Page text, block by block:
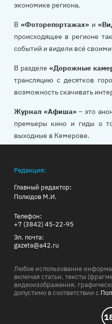
экономике региона.
В «Фоторепортажах»и
происходящее в регионе
событий и видели всё
В разделе «Дорожные
трансляцию с десятков
возможность скачивать
Журнал «Афиша»– это
премьеры кино и гиды о
выходные в Кемерове.
Редакция:
Главный редактор:
Полюдов М.И.
Телефон:
+7 (3842) 45-22-95
Эл. почта:
gazeta@a42.ru
Любое использование
включая статьи, тексты
видеоизображения,
допустимо в соответствии с